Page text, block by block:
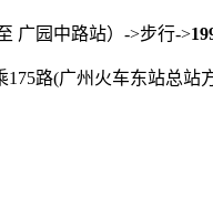
广园中路站）->步行->
路(广州火车东站总